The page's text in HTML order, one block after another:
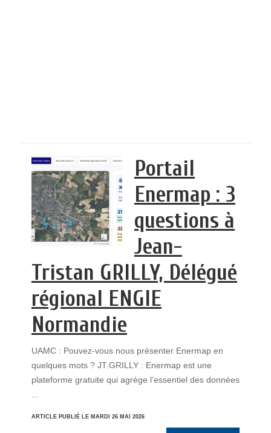
Portail
Enermap : 3
questions à
Jean-
Tristan GRILLY, Délégué
régional ENGIE
Normandie
UAMC : Pouvez-vous nous présenter Enermap en
quelques mots ? JT.GRILLY : Enermap est une
plateforme gratuite qui agrège l’essentiel des données
...
ARTICLE PUBLIÉ LE MARDI 26 MAI 2026